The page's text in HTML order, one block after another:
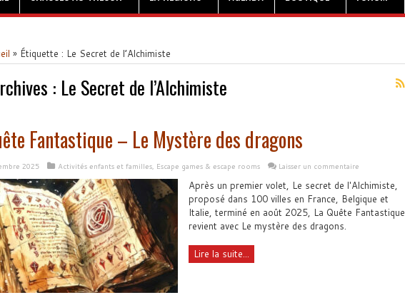
» Étiquette : Le Secret de l’Alchimiste
: Le Secret de l’Alchimiste
Fantastique – Le Mystère des dragons
2025 Activités enfants et familles, Escape games & escape rooms Laisser un commentaire
Après un premier volet, Le secret de l'Alchimiste,
proposé dans 100 villes en France, Belgique et
Italie, terminé en août 2025, La Quête Fantastique
revient avec Le mystère des dragons.
Lire la suite...